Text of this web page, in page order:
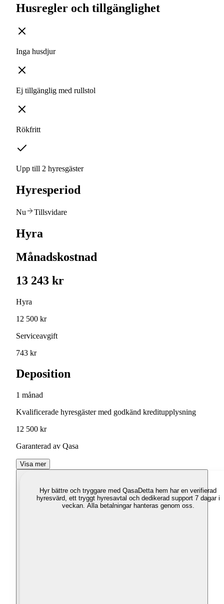
Husregler och tillgänglighet
Inga husdjur
Ej tillgänglig med rullstol
Rökfritt
Upp till 2 hyresgäster
Hyresperiod
Nu Tillsvidare
Hyra
Månadskostnad
13 243 kr
Hyra
12 500 kr
Serviceavgift
743 kr
Deposition
1 månad
Kvalificerade hyresgäster med godkänd kreditupplysning
12 500 kr
Garanterad av Qasa
Visa mer
Hyr bättre och tryggare med QasaDetta hem har en verifierad
hyresvärd, ett tryggt hyresavtal och dedikerad support 7 dagar i
veckan. Alla betalningar hanteras genom oss.